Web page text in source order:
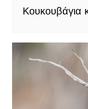
Κουκουβάγια